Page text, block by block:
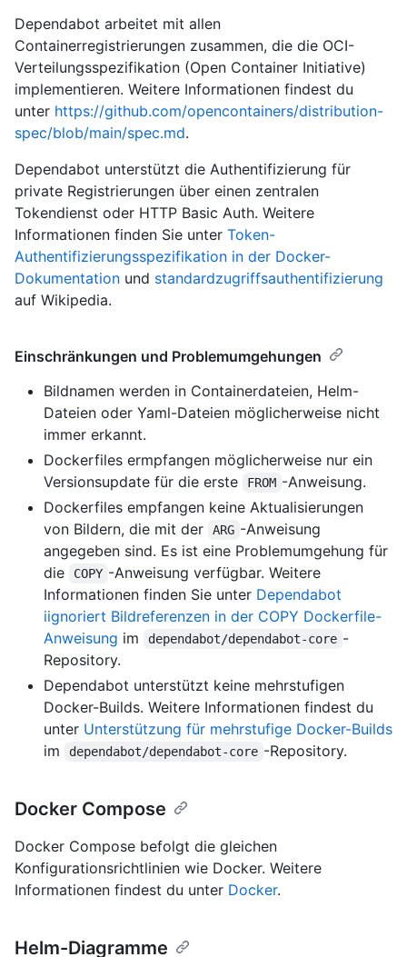
Dependabot arbeitet mit allen
Containerregistrierungen zusammen, die die OCI-
Verteilungsspezifikation (Open Container Initiative)
implementieren. Weitere Informationen findest du
unter https://github.com/opencontainers/distribution-
spec/blob/main/spec.md.
Dependabot unterstützt die Authentifizierung für
private Registrierungen über einen zentralen
Tokendienst oder HTTP Basic Auth. Weitere
Informationen finden Sie unter Token-
Authentifizierungsspezifikation in der Docker-
Dokumentation und standardzugriffsauthentifizierung
auf Wikipedia.
Einschränkungen und Problemumgehungen
Bildnamen werden in Containerdateien, Helm-
Dateien oder Yaml-Dateien möglicherweise nicht
immer erkannt.
Dockerfiles ermpfangen möglicherweise nur ein
Versionsupdate für die erste
FROM -Anweisung.
Dockerfiles empfangen keine Aktualisierungen
von Bildern, die mit der
ARG -Anweisung
angegeben sind. Es ist eine Problemumgehung für
die
COPY -Anweisung verfügbar. Weitere
Informationen finden Sie unter Dependabot
iignoriert Bildreferenzen in der COPY Dockerfile-
Anweisung im dependabot/dependabot-core -
Repository.
Dependabot unterstützt keine mehrstufigen
Docker-Builds. Weitere Informationen findest du
unter Unterstützung für mehrstufige Docker-Builds
im
dependabot/dependabot-core -Repository.
Docker Compose
Docker Compose befolgt die gleichen
Konfigurationsrichtlinien wie Docker. Weitere
Informationen findest du unter Docker.
Helm-Diagramme